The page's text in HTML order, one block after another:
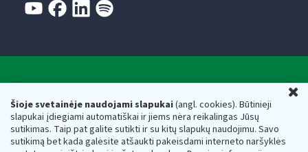
Šioje svetainėje naudojami slapukai(angl. cookies). Būtinieji
slapukai įdiegiami automatiškai ir jiems nėra reikalingas Jūsų
sutikimas. Taip pat galite sutikti ir su kitų slapukų naudojimu. Savo
sutikimą bet kada galėsite atšaukti pakeisdami interneto naršyklės
Respublikos finansų ministerijos
Biudžetinė įstaiga. Juridinio asmens kodas — 188659752,
adresas: Vasario 16-osios g. 14, 01107 Vilnius, Lietuva, el.paštas:
vmi@vmi.lt , E. pristatymo dėžutės adresas 188659752